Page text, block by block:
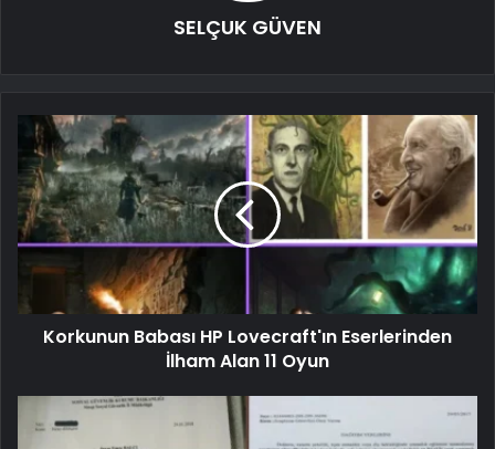
SELÇUK GÜVEN
Korkunun Babası HP Lovecraft'ın Eserlerinden
İlham Alan 11 Oyun